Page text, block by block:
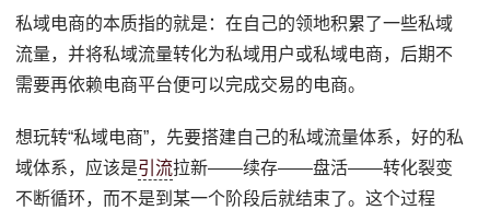
私域电商的本质指的就是：在自己的领地积累了一些私域
流量，并将私域流量转化为私域用户或私域电商，后期不
需要再依赖电商平台便可以完成交易的电商。
想玩转“私域电商”，先要搭建自己的私域流量体系，好的私
域体系，应该是引流拉新——续存——盘活——转化裂变
不断循环，而不是到某一个阶段后就结束了。这个过程